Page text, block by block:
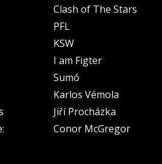
Clash of The Stars
PFL
KSW
I am Figter
Sumó
Karlos Vémola
Jiří Procházka
Conor McGregor